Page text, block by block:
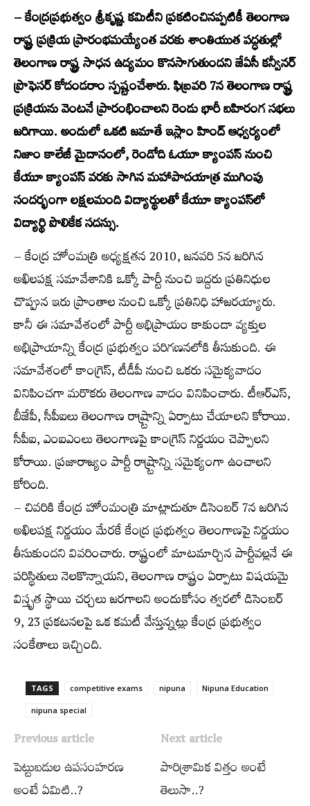
– కేంద్రప్రభుత్వం శ్రీకృష్ణ కమిటీని ప్రకటించినప్పటికీ తెలంగాణ
రాష్ట్ర ప్రక్రియ ప్రారంభమయ్యేంత వరకు శాంతియుత పద్ధతుల్లో
తెలంగాణ రాష్ట్ర సాధన ఉద్యమం కొనసాగుతుందని జేఏసీ కన్వీనర్
ప్రొఫెసర్ కోదండరాం స్పష్టంచేశారు. ఫిబ్రవరి 7న తెలంగాణ రాష్ట్ర
ప్రక్రియను వెంటనే ప్రారంభించాలని రెండు భారీ బహిరంగ సభలు
జరిగాయి. అందులో ఒకటి జమాతే ఇస్లాం హింద్ ఆధ్వర్యంలో
నిజాం కాలేజీ మైదానంలో, రెండోది ఓయూ క్యాంపస్ నుంచి
కేయూ క్యాంపస్ వరకు సాగిన మహాపాదయాత్ర ముగింపు
సందర్భంగా లక్షలమంది విద్యార్థులతో కేయూ క్యాంపస్‌లో
విద్యార్థి పొలికేక సదస్సు.
– కేంద్ర హోంమత్రి అధ్యక్షతన 2010, జనవరి 5న జరిగిన
అఖిలపక్ష సమావేశానికి ఒక్కో పార్టీ నుంచి ఇద్దరు ప్రతినిధుల
చొప్పున ఇరు ప్రాంతాల నుంచి ఒక్కో ప్రతినిధి హాజరయ్యారు.
కానీ ఈ సమావేశంలో పార్టీ అభిప్రాయం కాకుండా వ్యక్తుల
అభిప్రాయాన్ని కేంద్ర ప్రభుత్వం పరిగణనలోకి తీసుకుంది. ఈ
సమావేశంలో కాంగ్రెస్, టీడీపీ నుంచి ఒకరు సమైక్యవాదం
వినిపించగా మరొకరు తెలంగాణ వాదం వినిపించారు. టీఆర్‌ఎస్,
బీజేపీ, సీపీఐలు తెలంగాణ రాష్ర్టాన్ని ఏర్పాటు చేయాలని కోరాయి.
సీపీఐ, ఎంఐఎంలు తెలంగాణపై కాంగ్రెస్ నిర్ణయం చెప్పాలని
కోరాయి. ప్రజారాజ్యం పార్టీ రాష్ర్టాన్ని సమైక్యంగా ఉంచాలని
కోరింది.
– చివరికి కేంద్ర హోంమంత్రి మాట్లాడుతూ డిసెంబర్ 7న జరిగిన
అఖిలపక్ష నిర్ణయం మేరకే కేంద్ర ప్రభుత్వం తెలంగాణపై నిర్ణయం
తీసుకుందని వివరించారు. రాష్ట్రంలో మాటమార్చిన పార్టీవల్లనే ఈ
పరిస్థితులు నెలకొన్నాయని, తెలంగాణ రాష్ట్రం ఏర్పాటు విషయమై
విస్తృత స్థాయి చర్చలు జరగాలని అందుకోసం త్వరలో డిసెంబర్
9, 23 ప్రకటనలపై ఒక కమటీ వేస్తున్నట్లు కేంద్ర ప్రభుత్వం
సంకేతాలు ఇచ్చింది.
TAGS competitive exams nipuna Nipuna Education
nipuna special
Previous article
పెట్టుబడుల ఉపసంహరణ
అంటే ఏమిటి..?
Next article
పారిశ్రామిక విత్తం అంటే
తెలుసా..?